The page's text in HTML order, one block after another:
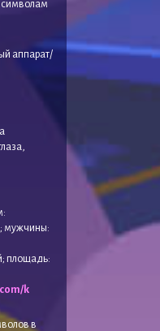
символам
аппарат/
мужчины:
площадь:
k
в